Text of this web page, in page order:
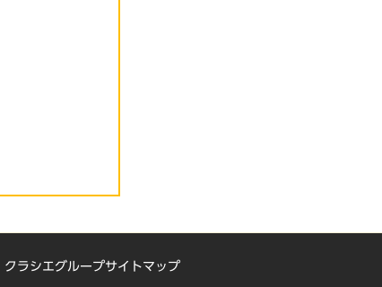
クラシエグループサイトマップ